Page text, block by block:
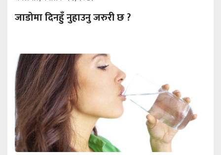
जाडोमा दिनहुँ नुहाउनु जरुरी छ ?